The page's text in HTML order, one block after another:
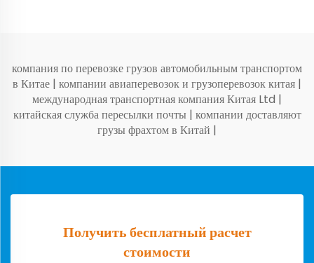
компания по перевозке грузов автомобильным транспортом
в Китае | компании авиаперевозок и грузоперевозок китая |
международная транспортная компания Китая Ltd |
китайская служба пересылки почты | компании доставляют
грузы фрахтом в Китай |
Получить бесплатный расчет
стоимости